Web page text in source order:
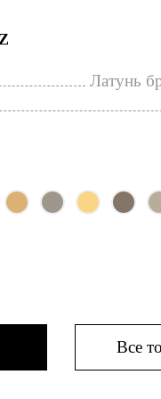
Латунь
Все